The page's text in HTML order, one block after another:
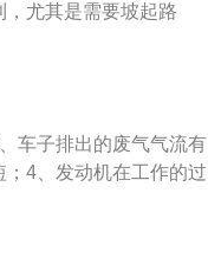
尤其是需要坡起路
常容易出现瞬间死火。
于盖上相对应的柱头之
严重的哮喘病发作。
车子排出的废气气流有
4、发动机在工作的过
套活塞环磨损间隙
机、蒸汽机、喷气发动